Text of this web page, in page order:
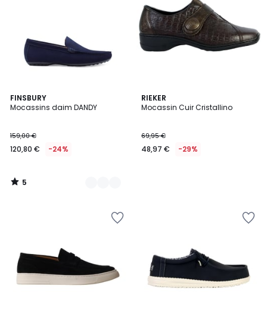
FINSBURY
Mocassins daim DANDY
159,00 €
120,80 € -24%
5
/
4
Couleurs
5
/
RIEKER
Mocassin Cuir Cristallino
69,95 €
48,97 € -29%